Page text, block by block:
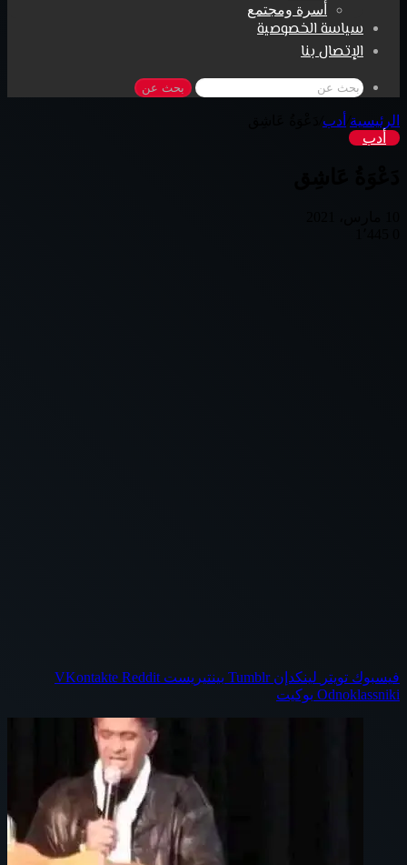
أسرة ومجتمع
سياسة الخصوصية
الإتصال بنا
بحث عن
الرئيسية أدب
أدب
فيسبوك تويتر لينكدإن بينتيريست
Odnoklassniki بوكيت